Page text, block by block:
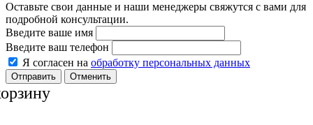
Оставьте свои данные и наши менеджеры свяжутся с вами для
подробной консультации.
Введите ваше имя
Введите ваш телефон
Я согласен на обработку персональных данных
Отменить